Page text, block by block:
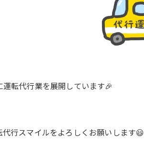
転代行業を展開しています🎉
行スマイルをよろしくお願いします😃